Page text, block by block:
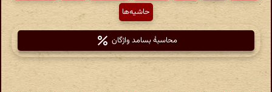
حاشیه‌ها
محاسبهٔ بسامد واژگان